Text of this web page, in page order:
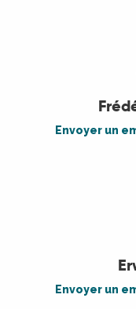
Envoyer un
Envoyer un